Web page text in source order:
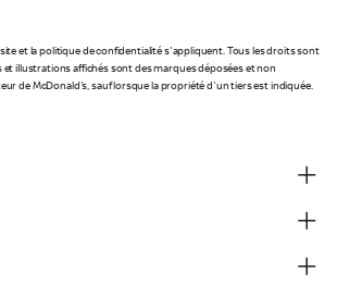
et la politique de confidentialité s'appliquent. Tous les droits sont
et illustrations affichés sont des marques déposées et non
de McDonald's, sauf lorsque la propriété d'un tiers est indiquée.